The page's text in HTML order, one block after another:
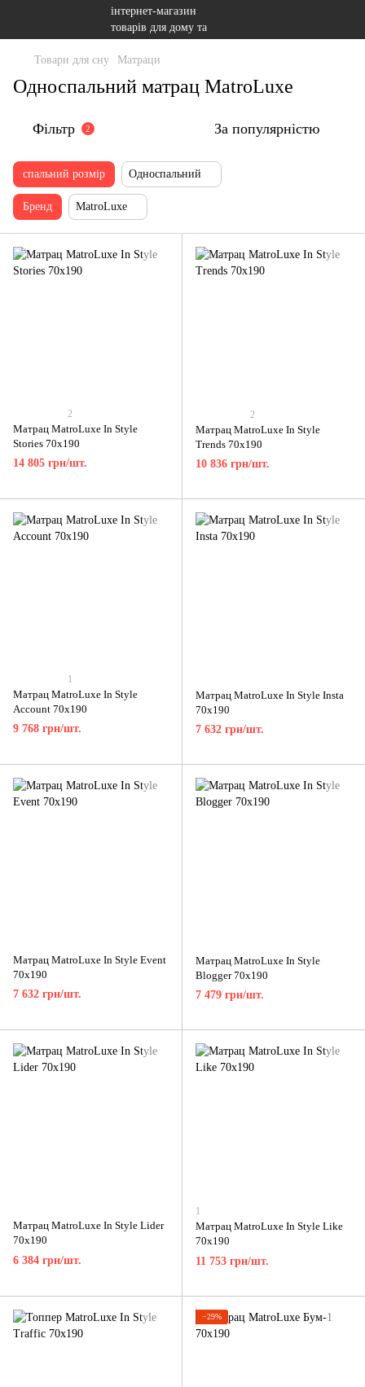
Товари для сну Матраци
Односпальний матрац MatroLuxe
Фільтр 2 За популярністю
спальний розмір Односпальний
Бренд MatroLuxe
2
Матрац MatroLuxe In Style
Stories 70x190
14 805 грн/шт.
2
Матрац MatroLuxe In Style
Trends 70x190
10 836 грн/шт.
1
Матрац MatroLuxe In Style
Account 70x190
9 768 грн/шт.
Матрац MatroLuxe In Style Insta
70x190
7 632 грн/шт.
Матрац MatroLuxe In Style Event
70x190
7 632 грн/шт.
Матрац MatroLuxe In Style
Blogger 70x190
7 479 грн/шт.
Матрац MatroLuxe In Style Lider
70x190
6 384 грн/шт.
1
Матрац MatroLuxe In Style Like
70x190
11 753 грн/шт.
−29%